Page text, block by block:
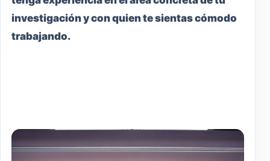
investigación y con quien te sientas cómodo
trabajando.